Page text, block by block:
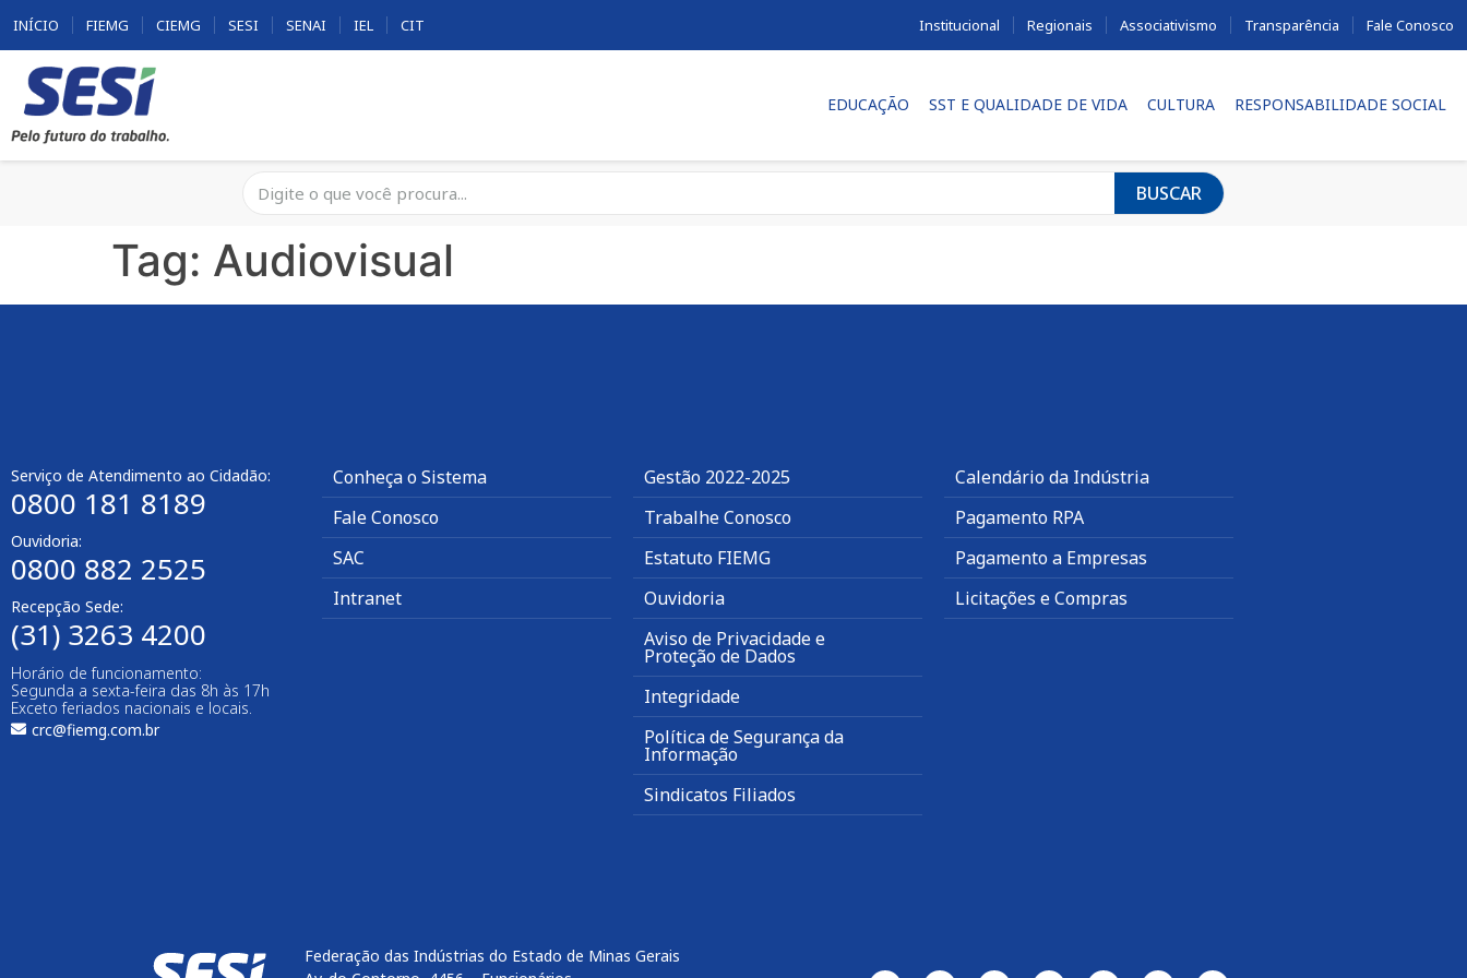
INÍCIO FIEMG CIEMG SESI SENAI IEL CIT Institucional Regionais Associativismo Transparência Fale Conosco
EDUCAÇÃO SST E QUALIDADE DE VIDA CULTURA RESPONSABILIDADE SOCIAL
BUSCAR
Tag: Audiovisual
Serviço de Atendimento ao Cidadão:
0800 181 8189
Ouvidoria:
0800 882 2525
Recepção Sede:
(31) 3263 4200
Horário de funcionamento:
Segunda a sexta-feira das 8h às 17h
Exceto feriados nacionais e locais.
crc@fiemg.com.br
Conheça o Sistema
Fale Conosco
SAC
Intranet
Gestão 2022-2025
Trabalhe Conosco
Estatuto FIEMG
Ouvidoria
Aviso de Privacidade e
Proteção de Dados
Integridade
Política de Segurança da
Informação
Sindicatos Filiados
Calendário da Indústria
Pagamento RPA
Pagamento a Empresas
Licitações e Compras
Federação das Indústrias do Estado de Minas Gerais